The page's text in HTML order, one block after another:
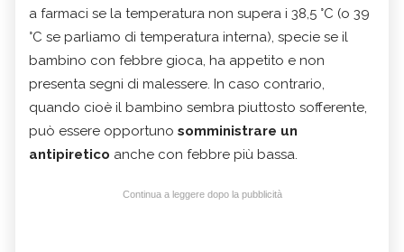
a farmaci se la temperatura non supera i 38,5 °C (o 39
°C se parliamo di temperatura interna), specie se il
bambino con febbre gioca, ha appetito e non
presenta segni di malessere. In caso contrario,
quando cioè il bambino sembra piuttosto sofferente,
può essere opportuno somministrare un
antipiretico anche con febbre più bassa.
Continua a leggere dopo la pubblicità